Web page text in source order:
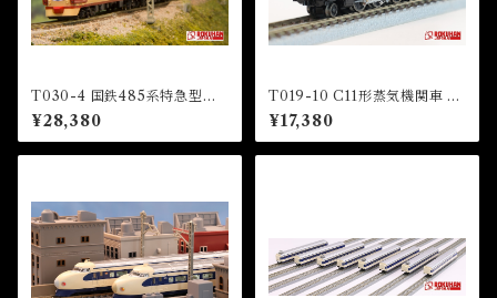
T030-4 国鉄485系特急型車
両 初期形 雷鳥 国鉄色 5両基本
セット (JNR 485 LIMITED
EXPRESS "RAICHO" JNR
¥28,380
T019-10 C11形蒸気機関車 12
3号機 東武鉄道SL「大樹」 タ
イプ (TOBU Railway C11 St
eam Locomotive Number 1
¥17,380